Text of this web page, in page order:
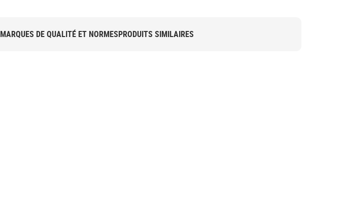
MARQUES DE QUALITÉ ET NORMESPRODUITS SIMILAIRES